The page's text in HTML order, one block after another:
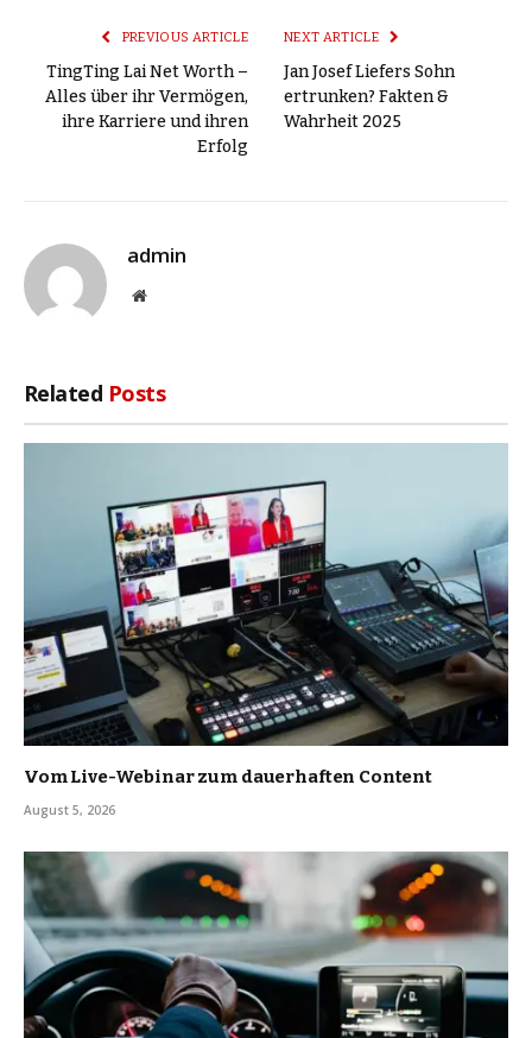
PREVIOUS ARTICLE
TingTing Lai Net Worth –
Alles über ihr Vermögen,
ihre Karriere und ihren
Erfolg
NEXT ARTICLE
Jan Josef Liefers Sohn
ertrunken? Fakten &
Wahrheit 2025
admin
Website
Related Posts
Vom Live-Webinar zum dauerhaften Content
August 5, 2026